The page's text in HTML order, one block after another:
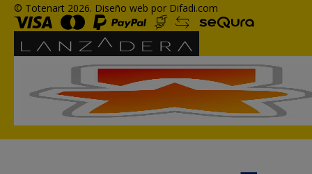
© Totenart 2026. Diseño web por Difadi.com